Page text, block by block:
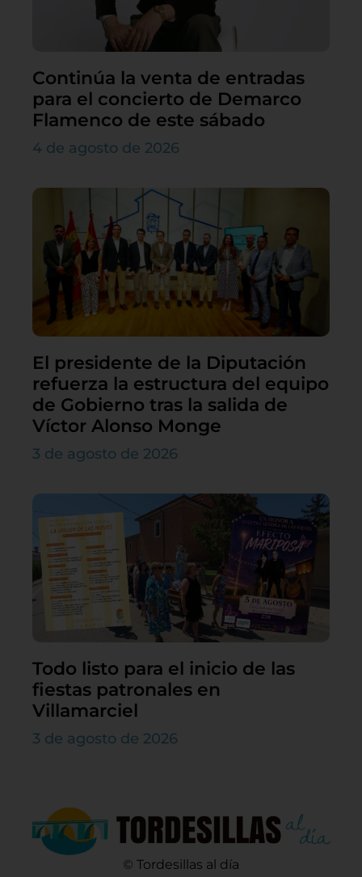
Continúa la venta de entradas
para el concierto de Demarco
Flamenco de este sábado
4 de agosto de 2026
El presidente de la Diputación
refuerza la estructura del equipo
de Gobierno tras la salida de
Víctor Alonso Monge
3 de agosto de 2026
Todo listo para el inicio de las
fiestas patronales en
Villamarciel
3 de agosto de 2026
© Tordesillas al día